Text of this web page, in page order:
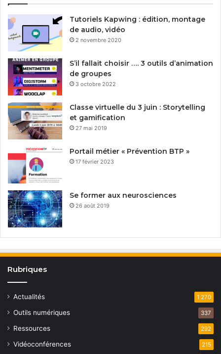
Tutoriels Kapwing : édition, montage
de audio, vidéo
2 novembre 2020
S’il fallait choisir …. 3 outils d’animation
de groupes
3 octobre 2022
Classe virtuelle du 3 juin : Storytelling
et gamification
27 mai 2019
Portail métier « Prévention BTP »
17 février 2023
Se former aux neurosciences
26 août 2019
Rubriques
Actualités 1 270
Outils numériques 337
Ressources 292
Vidéoconférences 215